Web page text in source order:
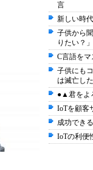
言
新しい時
子供から
りたい？
C言語を
子供にも
は滅亡し
●▲君をよ
IoTを顧客
成功でき
IoTの利便